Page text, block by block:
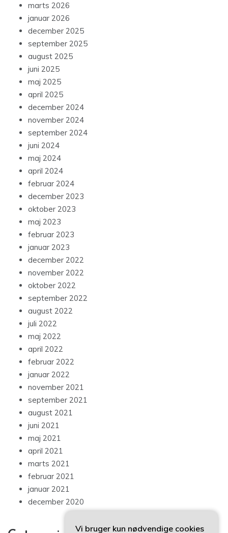
marts 2026
januar 2026
december 2025
september 2025
august 2025
juni 2025
maj 2025
april 2025
december 2024
november 2024
september 2024
juni 2024
maj 2024
april 2024
februar 2024
december 2023
oktober 2023
maj 2023
februar 2023
januar 2023
december 2022
november 2022
oktober 2022
september 2022
august 2022
juli 2022
maj 2022
april 2022
februar 2022
januar 2022
november 2021
september 2021
august 2021
juni 2021
maj 2021
april 2021
marts 2021
februar 2021
januar 2021
december 2020
Vi bruger kun nødvendige cookies